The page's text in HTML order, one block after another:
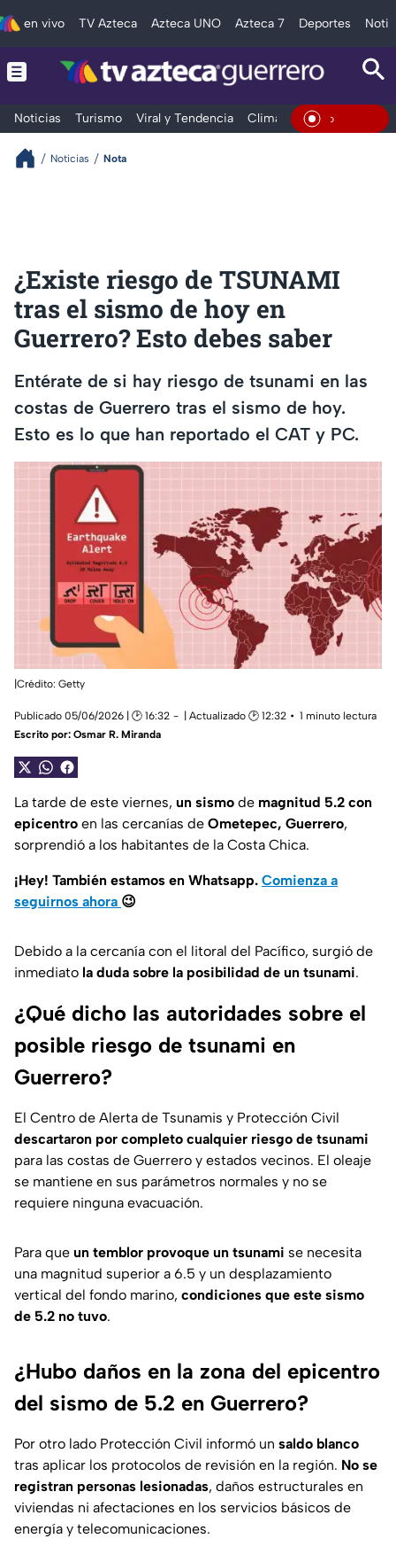
en vivo TV Azteca Azteca UNO Azteca 7 Deportes
Noticias Turismo Viral y Tendencia Clima Deportes En Vivo
Noticias Nota
¿Existe riesgo de TSUNAMI
tras el sismo de hoy en
Guerrero? Esto debes saber
Entérate de si hay riesgo de tsunami en las
costas de Guerrero tras el sismo de hoy.
Esto es lo que han reportado el CAT y PC.
|Crédito: Getty
Publicado 05/06/2026 | 🕑 16:32 | Actualizado 🕑 12:32
1 minuto lectura
Escrito por: Osmar R. Miranda
La tarde de este viernes, un sismo de magnitud 5.2 con
epicentro en las cercanías de Ometepec, Guerrero,
sorprendió a los habitantes de la Costa Chica.
¡Hey! También estamos en Whatsapp. Comienza a
seguirnos ahora 😉
Debido a la cercanía con el litoral del Pacífico, surgió de
inmediato la duda sobre la posibilidad de un tsunami.
¿Qué dicho las autoridades sobre el
posible riesgo de tsunami en
Guerrero?
El Centro de Alerta de Tsunamis y Protección Civil
descartaron por completo cualquier riesgo de tsunami
para las costas de Guerrero y estados vecinos. El oleaje
se mantiene en sus parámetros normales y no se
requiere ninguna evacuación.
Para que un temblor provoque un tsunami se necesita
una magnitud superior a 6.5 y un desplazamiento
vertical del fondo marino, condiciones que este sismo
de 5.2 no tuvo.
¿Hubo daños en la zona del epicentro
del sismo de 5.2 en Guerrero?
Por otro lado Protección Civil informó un saldo blanco
tras aplicar los protocolos de revisión en la región. No se
registran personas lesionadas, daños estructurales en
viviendas ni afectaciones en los servicios básicos de
energía y telecomunicaciones.